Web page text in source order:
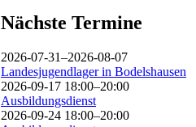
Nächste Termine
2026-07-31–2026-08-07
Landesjugendlager in Bodelshausen
2026-09-17 18:00–20:00
Ausbildungsdienst
2026-09-24 18:00–20:00